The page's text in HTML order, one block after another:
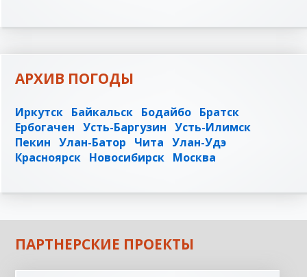
АРХИВ ПОГОДЫ
Иркутск Байкальск Бодайбо Братск
Ербогачен Усть-Баргузин Усть-Илимск
Пекин Улан-Батор Чита Улан-Удэ
Красноярск Новосибирск Москва
ПАРТНЕРСКИЕ ПРОЕКТЫ